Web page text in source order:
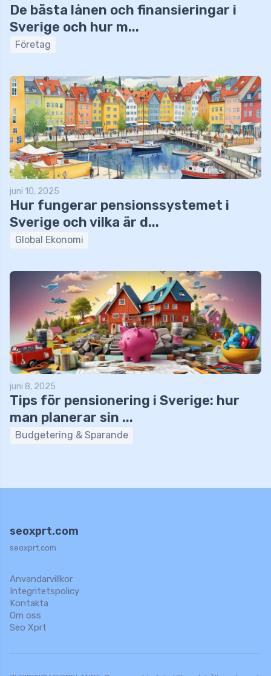
De bästa lånen och finansieringar i
Sverige och hur m...
Företag
juni 10, 2025
Hur fungerar pensionssystemet i
Sverige och vilka är d...
Global Ekonomi
juni 8, 2025
Tips för pensionering i Sverige: hur
man planerar sin ...
Budgetering & Sparande
seoxprt.com
seoxprt.com
Anvandarvillkor
Integritetspolicy
Kontakta
Om oss
Seo Xprt